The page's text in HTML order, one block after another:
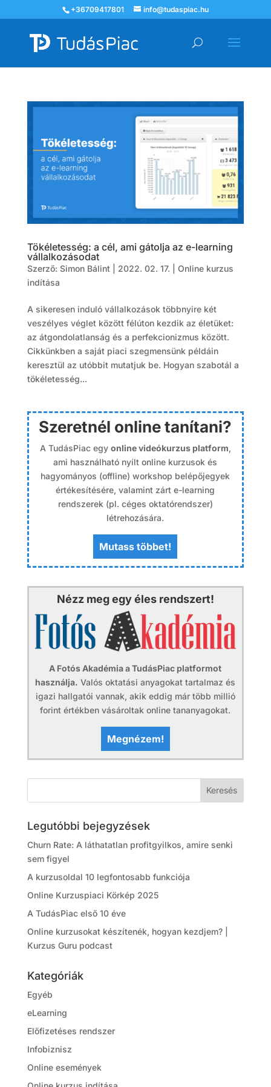
+36709417801 info@tudaspiac.hu
Tökéletesség: a cél, ami gátolja az e-learning
vállalkozásodat
Szerző: Simon Bálint| 2022. 02. 17.
Online kurzus
indítása
A sikeresen induló vállalkozások többnyire két
veszélyes véglet között félúton kezdik az életüket:
az átgondolatlanság és a perfekcionizmus között.
Cikkünkben a saját piaci szegmensünk példáin
keresztül az utóbbit mutatjuk be. Hogyan szabotál a
tökéletesség...
Szeretnél online tanítani?
A TudásPiac egy online videókurzus platform,
ami használható nyílt online kurzusok és
hagyományos (offline) workshop belépőjegyek
értékesítésére, valamint zárt e-learning
rendszerek (pl. céges oktatórendszer)
létrehozására.
Mutass többet!
Nézz meg egy éles rendszert!
A Fotós Akadémia a TudásPiac platformot
használja. Valós oktatási anyagokat tartalmaz és
igazi hallgatói vannak, akik eddig már több millió
forint értékben vásároltak online tananyagokat.
Megnézem!
Legutóbbi bejegyzések
Churn Rate: A láthatatlan profitgyilkos, amire senki
sem figyel
A kurzusoldal 10 legfontosabb funkciója
Online Kurzuspiaci Körkép 2025
A TudásPiac első 10 éve
Online kurzusokat készítenék, hogyan kezdjem? |
Kurzus Guru podcast
Kategóriák
Egyéb
eLearning
Előfizetéses rendszer
Infobiznisz
Online események